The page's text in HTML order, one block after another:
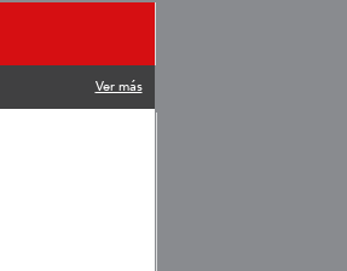
Ver más